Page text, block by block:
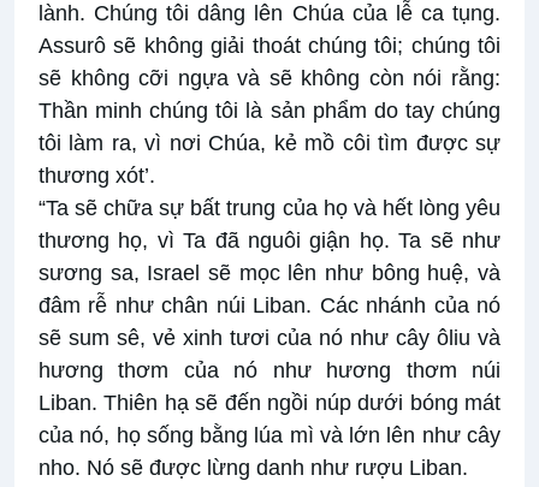
lành. Chúng tôi dâng lên Chúa của lễ ca tụng.
Assurô sẽ không giải thoát chúng tôi; chúng tôi
sẽ không cỡi ngựa và sẽ không còn nói rằng:
Thần minh chúng tôi là sản phẩm do tay chúng
tôi làm ra, vì nơi Chúa, kẻ mồ côi tìm được sự
thương xót’.
“Ta sẽ chữa sự bất trung của họ và hết lòng yêu
thương họ, vì Ta đã nguôi giận họ. Ta sẽ như
sương sa, Israel sẽ mọc lên như bông huệ, và
đâm rễ như chân núi Liban. Các nhánh của nó
sẽ sum sê, vẻ xinh tươi của nó như cây ôliu và
hương thơm của nó như hương thơm núi
Liban. Thiên hạ sẽ đến ngồi núp dưới bóng mát
của nó, họ sống bằng lúa mì và lớn lên như cây
nho. Nó sẽ được lừng danh như rượu Liban.